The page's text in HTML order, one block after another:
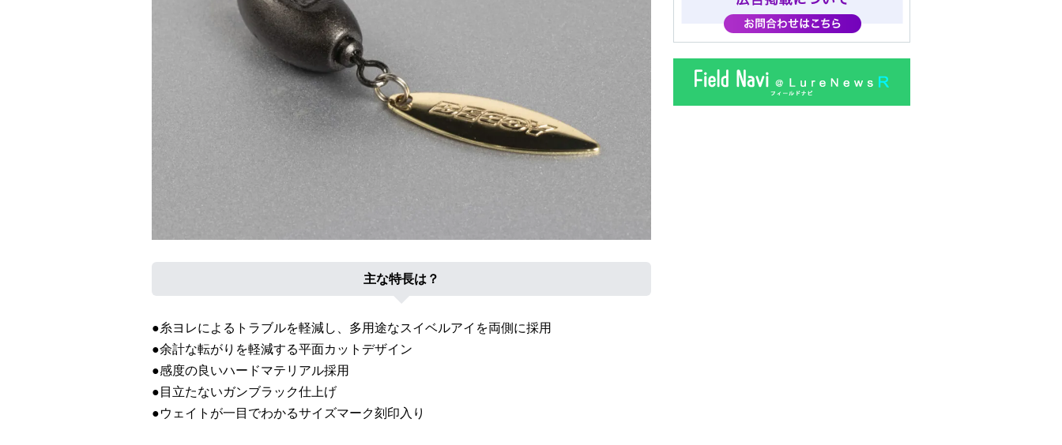
主な特長は？
●糸ヨレによるトラブルを軽減し、多用途なスイベルアイを両側に採用
●余計な転がりを軽減する平面カットデザイン
●感度の良いハードマテリアル採用
●目立たないガンブラック仕上げ
●ウェイトが一目でわかるサイズマーク刻印入り